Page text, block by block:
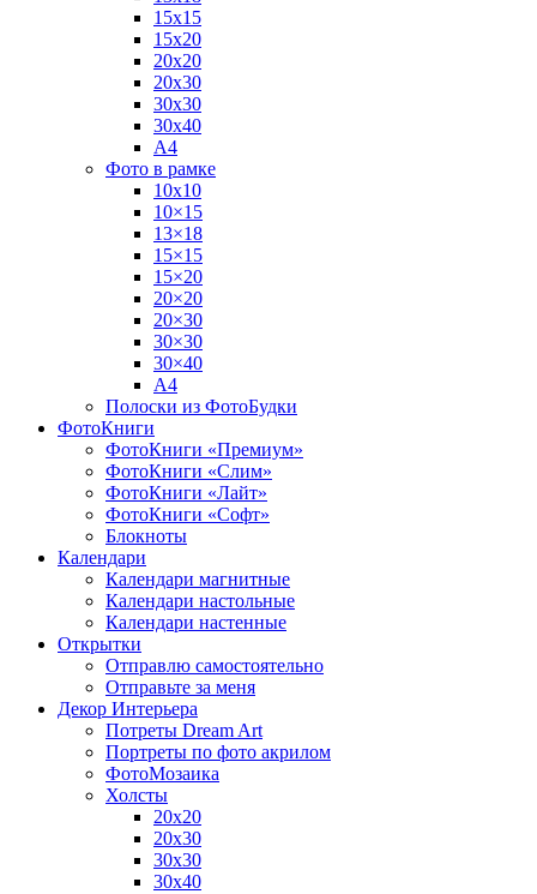
15х15
15х20
20х20
20х30
30х30
30х40
А4
Фото в рамке
10х10
10×15
13×18
15×15
15×20
20×20
20×30
30×30
30×40
A4
Полоски из ФотоБудки
ФотоКниги
ФотоКниги «Премиум»
ФотоКниги «Слим»
ФотоКниги «Лайт»
ФотоКниги «Софт»
Блокноты
Календари
Календари магнитные
Календари настольные
Календари настенные
Открытки
Отправлю самостоятельно
Отправьте за меня
Декор Интерьера
Потреты Dream Art
Портреты по фото акрилом
ФотоМозаика
Холсты
20х20
20х30
30х30
30х40